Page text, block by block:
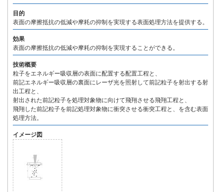
目的
表面の摩擦抵抗の低減や摩耗の抑制を実現する表面処理方法を提供する。
効果
表面の摩擦抵抗の低減や摩耗の抑制を実現することができる。
技術概要
粒子をエネルギー吸収層の表面に配置する配置工程と、
前記エネルギー吸収層の裏面にレーザ光を照射して前記粒子を射出する射
出工程と、
射出された前記粒子を処理対象物に向けて飛翔させる飛翔工程と、
飛翔した前記粒子を前記処理対象物に衝突させる衝突工程と、を含む表面
処理方法。
イメージ図